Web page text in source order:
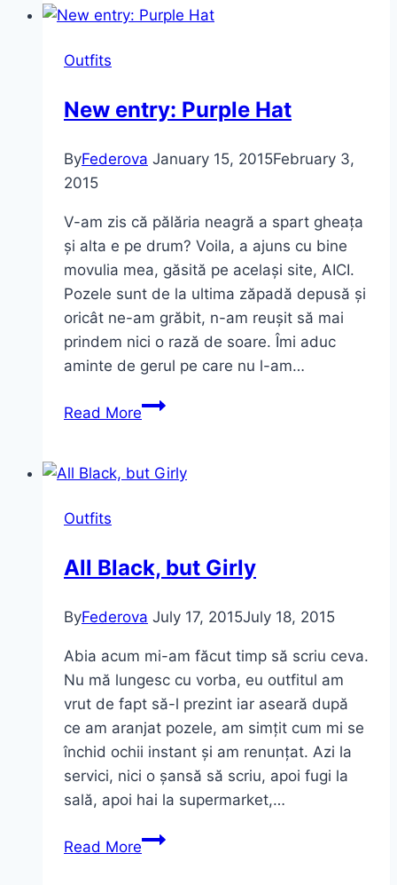
părul
Outfits
New entry: Purple Hat
ByFederova January 15, 2015February 3,
2015
V-am zis că pălăria neagră a spart gheața
și alta e pe drum? Voila, a ajuns cu bine
movulia mea, găsită pe același site, AICI.
Pozele sunt de la ultima zăpadă depusă și
oricât ne-am grăbit, n-am reușit să mai
prindem nici o rază de soare. Îmi aduc
aminte de gerul pe care nu l-am…
Read MoreNew
Hat
Outfits
All Black, but Girly
ByFederova July 17, 2015July 18, 2015
Abia acum mi-am făcut timp să scriu ceva.
Nu mă lungesc cu vorba, eu outfitul am
vrut de fapt să-l prezint iar aseară după
ce am aranjat pozele, am simțit cum mi se
închid ochii instant și am renunțat. Azi la
servici, nici o șansă să scriu, apoi fugi la
sală, apoi hai la supermarket,…
Read MoreAll